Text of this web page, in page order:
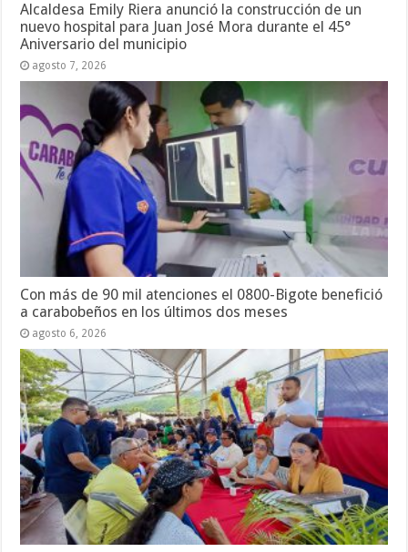
Alcaldesa Emily Riera anunció la construcción de un
nuevo hospital para Juan José Mora durante el 45°
Aniversario del municipio
agosto 7, 2026
Con más de 90 mil atenciones el 0800-Bigote benefició
a carabobeños en los últimos dos meses
agosto 6, 2026